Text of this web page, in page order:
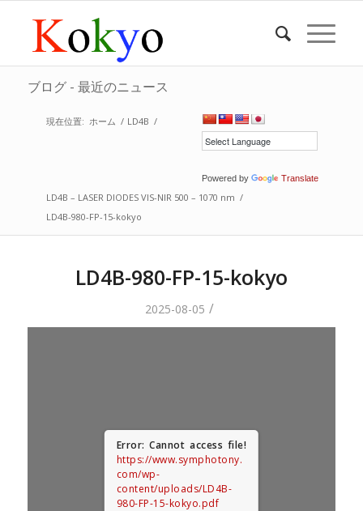
ブログ - 最近のニュース
Powered by Translate
現在位置: ホーム / LD4B /
LD4B – LASER DIODES VIS-NIR 500 – 1070 nm /
LD4B-980-FP-15-kokyo
LD4B-980-FP-15-kokyo
2025-08-05 /
Error: Cannot access file!
https://www.symphotony.
com/wp-
content/uploads/LD4B-
980-FP-15-kokyo.pdf